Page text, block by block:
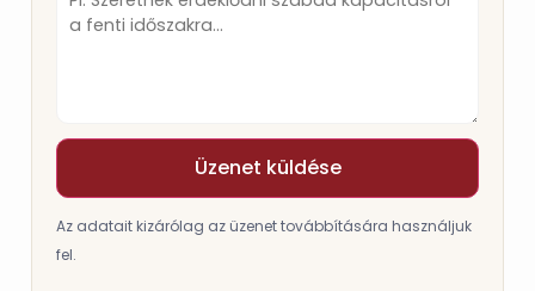
Üzenet küldése
Az adatait kizárólag az üzenet továbbítására használjuk
fel.